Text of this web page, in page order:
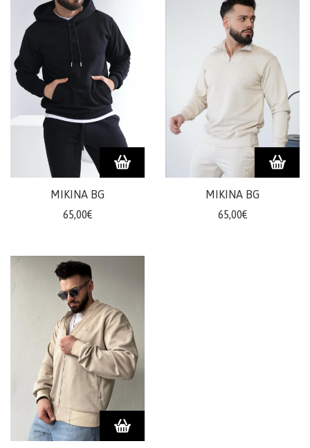
MIKINA BG
65,00€
MIKINA BG
65,00€